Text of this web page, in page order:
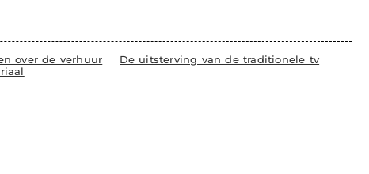
over de verhuur
De uitsterving van de traditionele tv